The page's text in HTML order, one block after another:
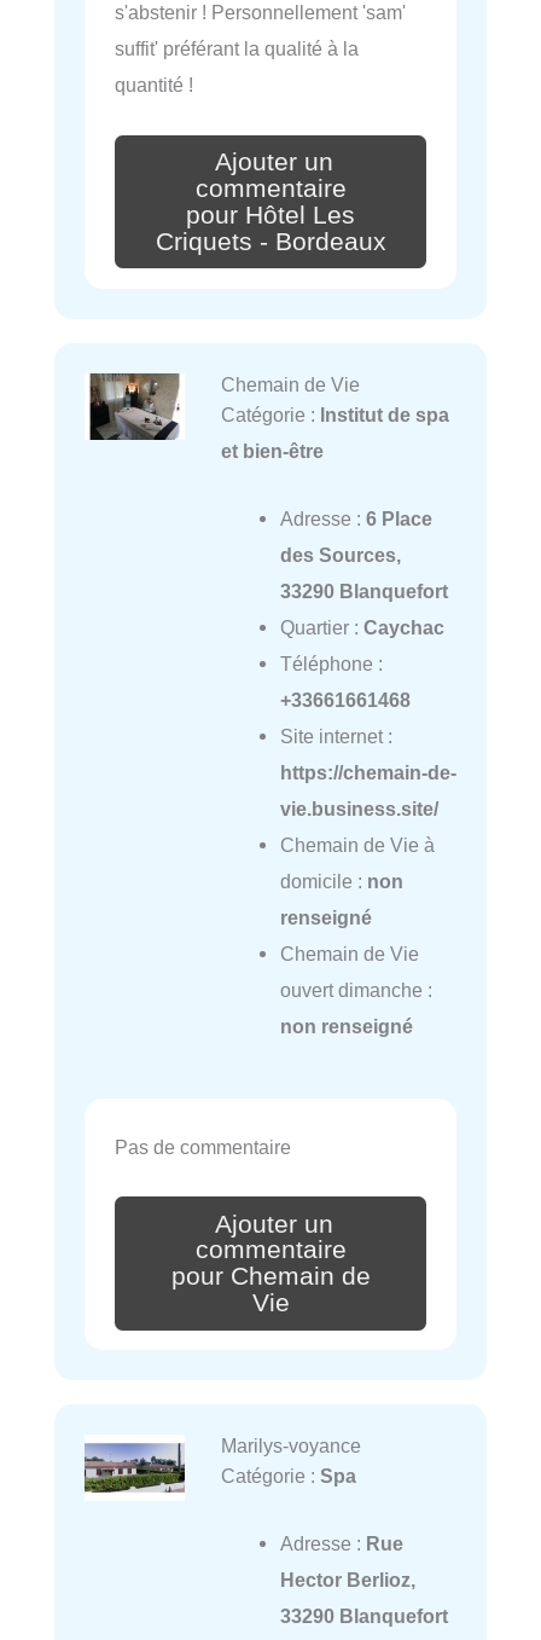
s'abstenir ! Personnellement 'sam'
suffit' préférant la qualité à la
quantité !
Ajouter un
commentaire
pour Hôtel Les
Criquets - Bordeaux
Chemain de Vie
Catégorie : Institut de spa
et bien-être
Adresse : 6 Place
des Sources,
33290 Blanquefort
Quartier : Caychac
Téléphone :
+33661661468
Site internet :
https://chemain-de-
vie.business.site/
Chemain de Vie à
domicile : non
renseigné
Chemain de Vie
ouvert dimanche :
non renseigné
Pas de commentaire
Ajouter un
commentaire
pour Chemain de
Vie
Marilys-voyance
Catégorie : Spa
Adresse : Rue
Hector Berlioz,
33290 Blanquefort